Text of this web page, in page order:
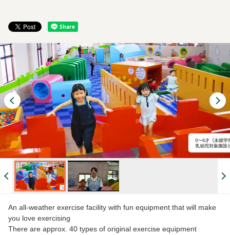
An all-weather exercise facility with fun equipment that will make
you love exercising
There are approx. 40 types of original exercise equipment